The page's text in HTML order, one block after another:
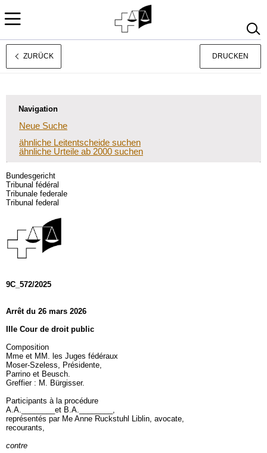
Rechtsprechung
ZURÜCK DRUCKEN
Navigation
Neue Suche
ähnliche Leitentscheide suchen
ähnliche Urteile ab 2000 suchen
Bundesgericht
Tribunal fédéral
Tribunale federale
Tribunal federal
9C_572/2025
Arrêt du 26 mars 2026
IIIe Cour de droit public
Composition
Mme et MM. les Juges fédéraux
Moser-Szeless, Présidente,
Parrino et Beusch.
Greffier : M. Bürgisser.
Participants à la procédure
A.A.________et B.A.________,
représentés par Me Anne Ruckstuhl Liblin, avocate,
recourants,
contre